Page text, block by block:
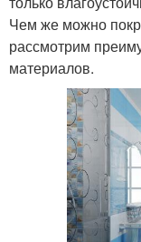
Чем же можно
рассмотрим
материалов.